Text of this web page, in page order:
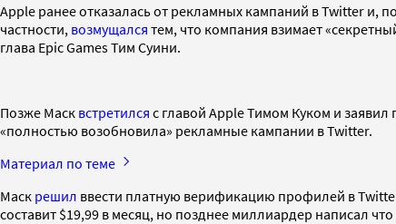
Apple ранее отказалась от рекламных кампаний в Twitter и,
частности, возмущался тем, что компания взимает
глава Epic Games Тим Суини.
Позже Маск встретился с главой Apple Тимом Куком и
«полностью возобновила» рекламные кампании в Twitter.
Материал по теме
Маск решил ввести платную верификацию профилей в
составит $19,99 в месяц, но позднее миллиардер написал что